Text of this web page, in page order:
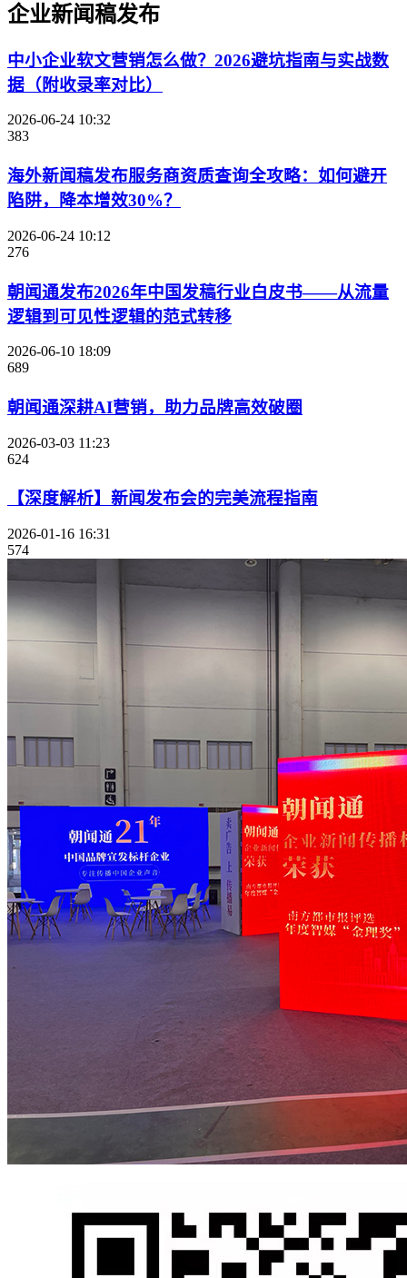
企业新闻稿发布
中小企业软文营销怎么做？2026避坑指南与实战数
据（附收录率对比）
2026-06-24 10:32
383
海外新闻稿发布服务商资质查询全攻略：如何避开
陷阱，降本增效30%？
2026-06-24 10:12
276
朝闻通发布2026年中国发稿行业白皮书——从流量
逻辑到可见性逻辑的范式转移
2026-06-10 18:09
689
朝闻通深耕AI营销，助力品牌高效破圈
2026-03-03 11:23
624
【深度解析】新闻发布会的完美流程指南
2026-01-16 16:31
574